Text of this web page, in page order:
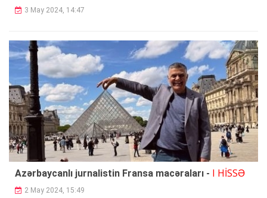
3 May 2024, 14:47
Azərbaycanlı jurnalistin Fransa macəraları - I HİSSƏ
2 May 2024, 15:49